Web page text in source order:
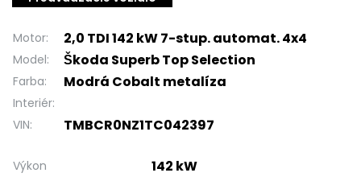
Motor: 2,0 TDI 142 kW 7-stup. automat. 4x4
Model: Škoda Superb Top Selection
Farba: Modrá Cobalt metalíza
Interiér:
VIN:
TMBCR0NZ1TC042397
Výkon 142 kW